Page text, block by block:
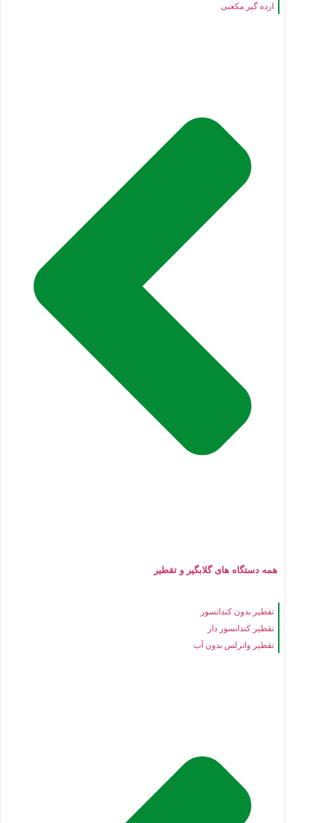
ارده گیر مکعبی
همه دستگاه های گلابگیر و تقطیر
تقطیر بدون کندانسور
تقطیر کندانسور دار
تقطیر واترلس بدون آب